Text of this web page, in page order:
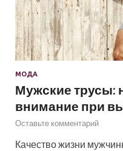
МОДА
Мужские трусы:
внимание при
Оставьте комментарий
Качество жизни